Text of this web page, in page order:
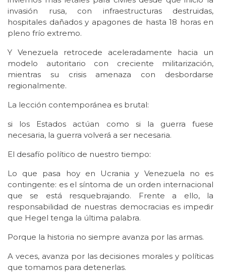
invasión rusa, con infraestructuras destruidas,
hospitales dañados y apagones de hasta 18 horas en
pleno frío extremo.
Y Venezuela retrocede aceleradamente hacia un
modelo autoritario con creciente militarización,
mientras su crisis amenaza con desbordarse
regionalmente.
La lección contemporánea es brutal:
si los Estados actúan como si la guerra fuese
necesaria, la guerra volverá a ser necesaria.
El desafío político de nuestro tiempo:
Lo que pasa hoy en Ucrania y Venezuela no es
contingente: es el síntoma de un orden internacional
que se está resquebrajando. Frente a ello, la
responsabilidad de nuestras democracias es impedir
que Hegel tenga la última palabra.
Porque la historia no siempre avanza por las armas.
A veces, avanza por las decisiones morales y políticas
que tomamos para detenerlas.